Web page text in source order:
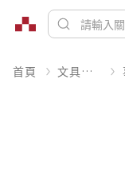
首頁 文具潮藝